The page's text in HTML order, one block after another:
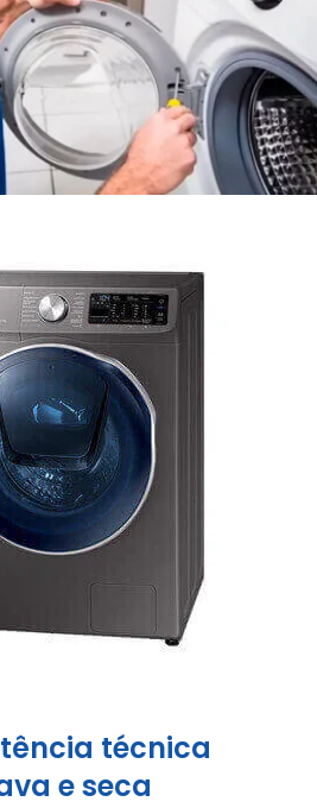
técnica
e seca